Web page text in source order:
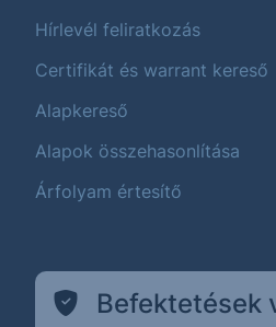
Hírlevél feliratkozás
Certifikát és warrant kereső
Alapkereső
Alapok összehasonlítása
Árfolyam értesítő
Befektetések